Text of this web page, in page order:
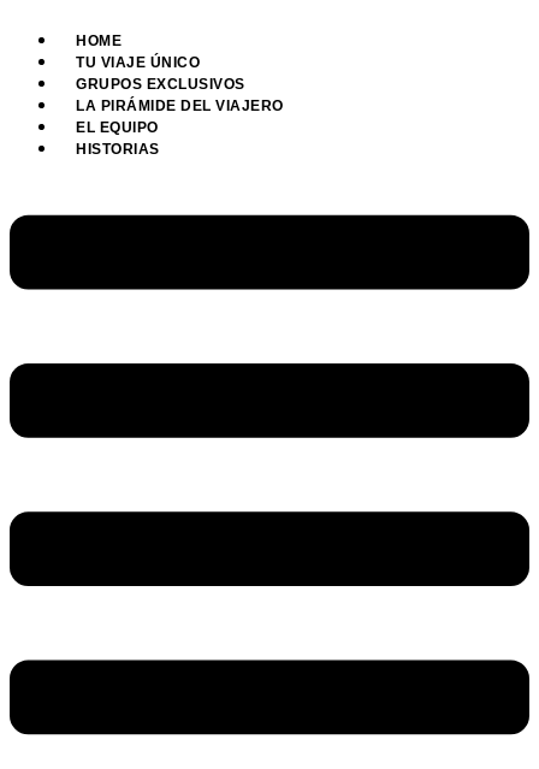
HOME
TU VIAJE ÚNICO
GRUPOS EXCLUSIVOS
LA PIRÁMIDE DEL VIAJERO
EL EQUIPO
HISTORIAS